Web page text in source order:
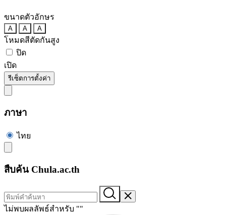
ขนาดตัวอักษร
A A A
โหมดสีตัดกันสูง
ปิด
เปิด
รีเซ็ตการตั้งค่า
ภาษา
ไทย
สืบค้น Chula.ac.th
ไม่พบผลลัพธ์สำหรับ ""